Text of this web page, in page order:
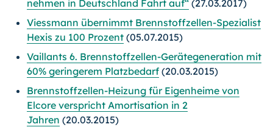
nehmen in Deutschland Fahrt auf“ (27.03.2017)
Viessmann übernimmt Brennstoffzellen-Spezialist
Hexis zu 100 Prozent (05.07.2015)
Vaillants 6. Brennstoffzellen-Gerätegeneration mit
60% geringerem Platzbedarf (20.03.2015)
Brennstoffzellen-Heizung für Eigenheime von
Elcore verspricht Amortisation in 2
Jahren (20.03.2015)